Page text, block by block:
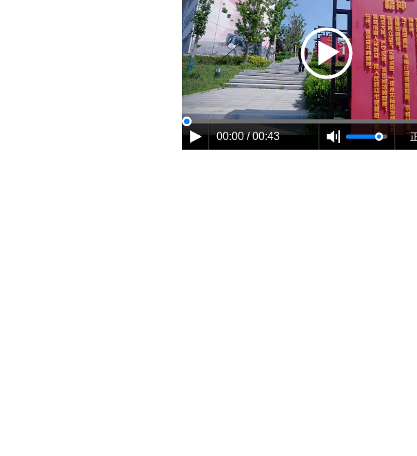
00:00 / 00:43